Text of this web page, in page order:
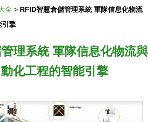
全 > RFID智慧倉儲管理系統 軍隊信息化物流
引擎
理系統 軍隊信息化物流與
化工程的智能引擎